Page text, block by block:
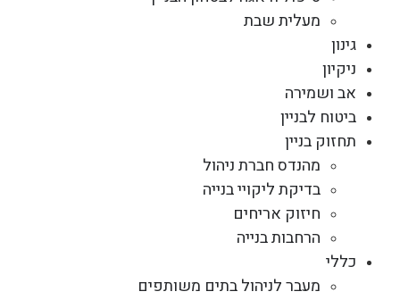
מעלית שבת
גינון
ניקיון
אב ושמירה
ביטוח לבניין
תחזוק בניין
מהנדס חברת ניהול
בדיקת ליקויי בנייה
חיזוק אריחים
הרחבות בנייה
כללי
מעבר לניהול בתים משותפים